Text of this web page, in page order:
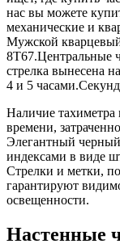
нас вы можете
механические и
Мужской
8T67.Центральные
стрелка вынесена
4 и 5
Наличие тахиметра
времени,
Элегантный
индексами в виде
Стрелки и метки,
гарантируют
освещенности.
Настенные